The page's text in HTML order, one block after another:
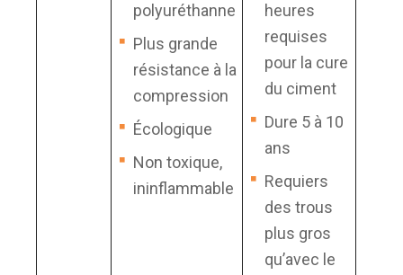
polyuréthanne
Plus grande
résistance à la
compression
Écologique
Non toxique,
ininflammable
heures
requises
pour la cure
du ciment
Dure 5 à 10
ans
Requiers
des trous
plus gros
qu’avec le